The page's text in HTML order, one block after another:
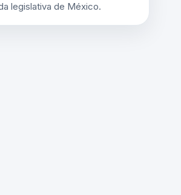
legislativa de México.